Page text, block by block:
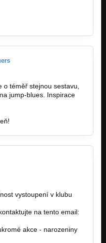
téměř stejnou sestavu,
jump-blues. Inspirace
vystoupení v klubu
na tento email:
akce - narozeniny